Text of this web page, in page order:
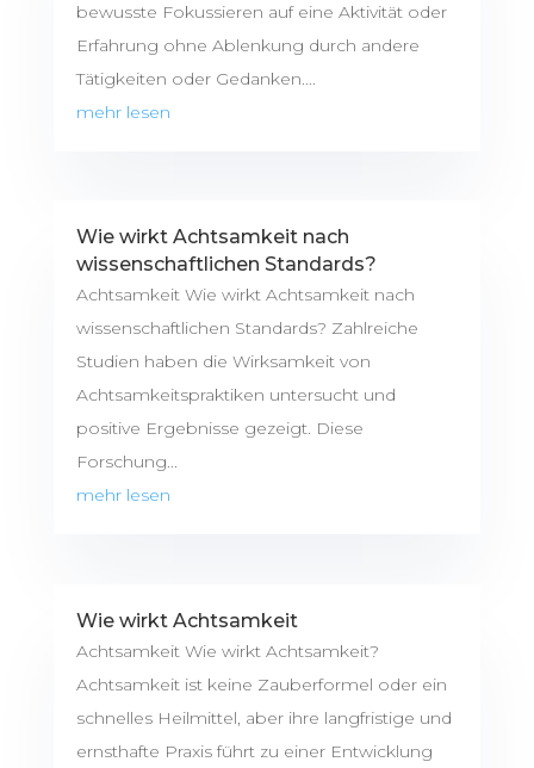
bewusste Fokussieren auf eine Aktivität oder
Erfahrung ohne Ablenkung durch andere
Tätigkeiten oder Gedanken....
mehr lesen
Wie wirkt Achtsamkeit nach
wissenschaftlichen Standards?
Achtsamkeit Wie wirkt Achtsamkeit nach
wissenschaftlichen Standards? Zahlreiche
Studien haben die Wirksamkeit von
Achtsamkeitspraktiken untersucht und
positive Ergebnisse gezeigt. Diese
Forschung...
mehr lesen
Wie wirkt Achtsamkeit
Achtsamkeit Wie wirkt Achtsamkeit?
Achtsamkeit ist keine Zauberformel oder ein
schnelles Heilmittel, aber ihre langfristige und
ernsthafte Praxis führt zu einer Entwicklung